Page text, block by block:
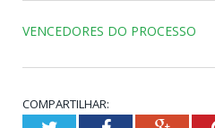
VENCEDORES DO PROCESSO
COMPARTILHAR: